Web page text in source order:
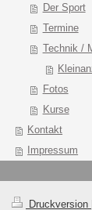
Der Sport
Termine
Technik /
Fotos
Kurse
Kontakt
Impressum
Druckversion